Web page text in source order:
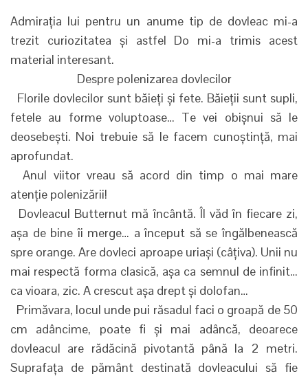
Admirația lui pentru un anume tip de dovleac mi-a
trezit curiozitatea și astfel Do mi-a trimis acest
material interesant.
Despre polenizarea dovlecilor
Florile dovlecilor sunt băieți și fete. Băieții sunt supli,
fetele au forme voluptoase… Te vei obișnui să le
deosebești. Noi trebuie să le facem cunoștință, mai
aprofundat.
Anul viitor vreau să acord din timp o mai mare
atenție polenizării!
Dovleacul Butternut mă încântă. Îl văd în fiecare zi,
așa de bine îi merge… a început să se îngălbenească
spre orange. Are dovleci aproape uriași (câțiva). Unii nu
mai respectă forma clasică, așa ca semnul de infinit…
ca vioara, zic. A crescut așa drept și dolofan…
Primăvara, locul unde pui răsadul faci o groapă de 50
cm adâncime, poate fi și mai adâncă, deoarece
dovleacul are rădăcină pivotantă până la 2 metri.
Suprafața de pământ destinată dovleacului să fie